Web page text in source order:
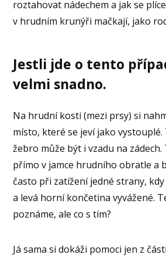
roztahovat nádechem a jak se
v hrudním krunýři mačkají, jako
Jestli jde o tento
velmi snadno.
Na hrudní kosti (mezi prsy) si
místo, které se jeví jako vystouplé.
žebro může být i vzadu na
přímo v jamce hrudního obratle a
často při zatížení jedné strany,
a levá horní končetina vyvážené.
poznáme, ale co s tím?
Já sama si dokáži pomoci jen z